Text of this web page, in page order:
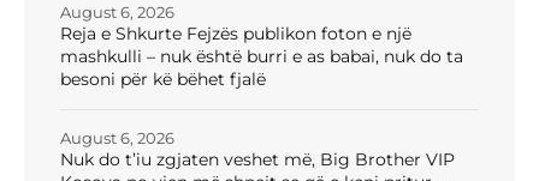
Reja e Shkurte Fejzës publikon foton e një
mashkulli – nuk është burri e as babai, nuk do ta
besoni për kë bëhet fjalë
August 6, 2026
Nuk do t’iu zgjaten veshet më, Big Brother VIP
August 6, 2026